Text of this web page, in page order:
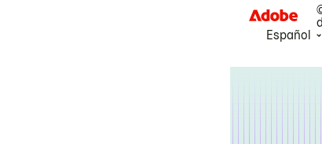
Español